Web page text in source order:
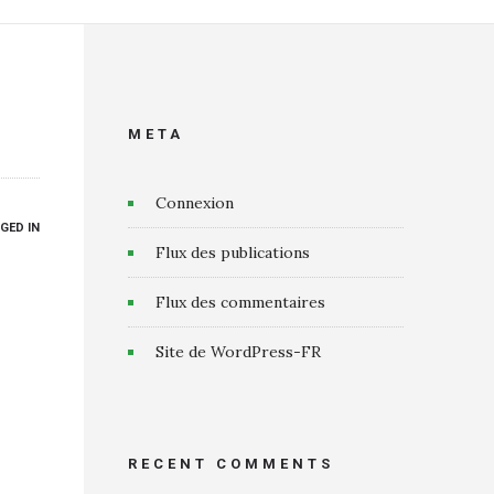
IN
META
Connexion
Flux des publications
Flux des commentaires
Site de WordPress-FR
RECENT COMMENTS